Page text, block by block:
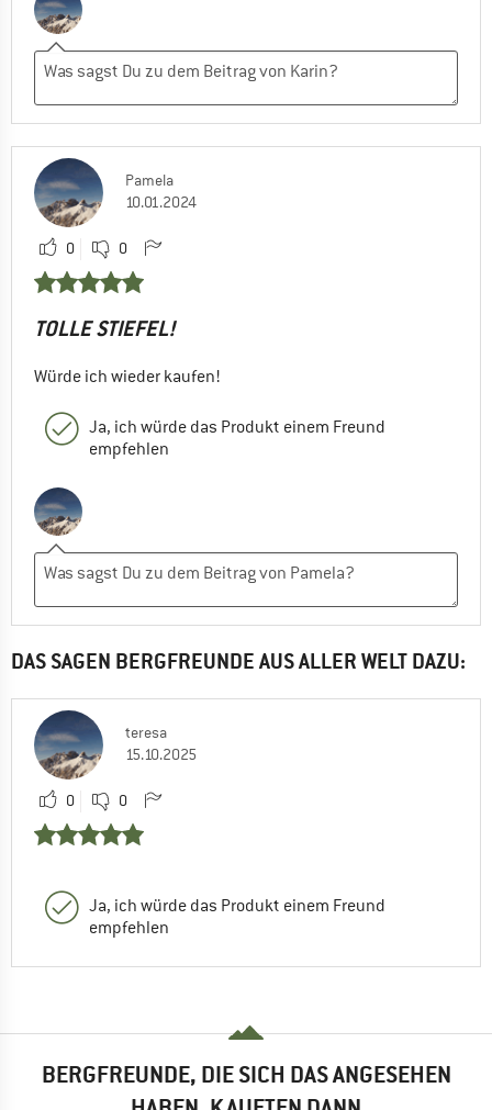
Pamela
10.01.2024
0 0
TOLLE STIEFEL!
Würde ich wieder kaufen!
Ja, ich würde das Produkt einem Freund
empfehlen
DAS SAGEN BERGFREUNDE AUS ALLER WELT DAZU:
teresa
15.10.2025
0 0
Ja, ich würde das Produkt einem Freund
empfehlen
BERGFREUNDE, DIE SICH DAS ANGESEHEN